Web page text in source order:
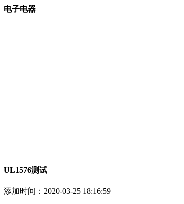
电子电器
UL1576测试
添加时间： 2020-03-25 18:16:59